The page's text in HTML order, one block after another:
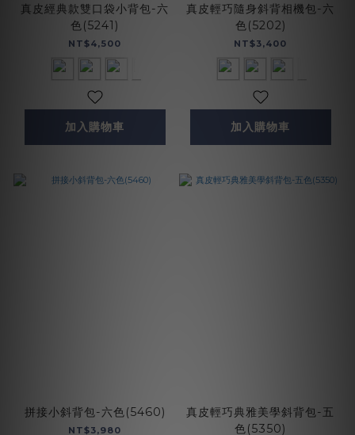
真皮經典款雙口袋小背包-六
色(5241)
NT$4,500
加入購物車
真皮輕巧隨身斜背相機包-六
色(5202)
NT$3,400
加入購物車
拼接小斜背包-六色(5460)
NT$3,980
真皮輕巧典雅美學斜背包-五
色(5350)